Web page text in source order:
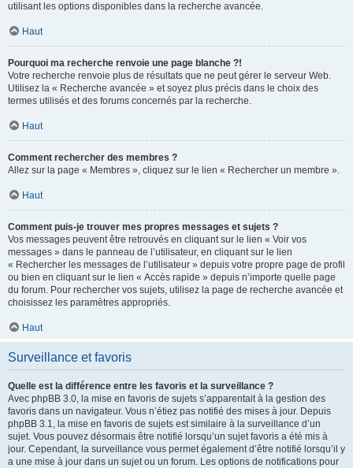
utilisant les options disponibles dans la recherche avancée.
Haut
Pourquoi ma recherche renvoie une page blanche ?!
Votre recherche renvoie plus de résultats que ne peut gérer le serveur Web.
Utilisez la « Recherche avancée » et soyez plus précis dans le choix des
termes utilisés et des forums concernés par la recherche.
Haut
Comment rechercher des membres ?
Allez sur la page « Membres », cliquez sur le lien « Rechercher un membre ».
Haut
Comment puis-je trouver mes propres messages et sujets ?
Vos messages peuvent être retrouvés en cliquant sur le lien « Voir vos
messages » dans le panneau de l’utilisateur, en cliquant sur le lien
« Rechercher les messages de l’utilisateur » depuis votre propre page de profil
ou bien en cliquant sur le lien « Accès rapide » depuis n’importe quelle page
du forum. Pour rechercher vos sujets, utilisez la page de recherche avancée et
choisissez les paramètres appropriés.
Haut
Surveillance et favoris
Quelle est la différence entre les favoris et la surveillance ?
Avec phpBB 3.0, la mise en favoris de sujets s’apparentait à la gestion des
favoris dans un navigateur. Vous n’étiez pas notifié des mises à jour. Depuis
phpBB 3.1, la mise en favoris de sujets est similaire à la surveillance d’un
sujet. Vous pouvez désormais être notifié lorsqu’un sujet favoris a été mis à
jour. Cependant, la surveillance vous permet également d’être notifié lorsqu’il y
a une mise à jour dans un sujet ou un forum. Les options de notifications pour